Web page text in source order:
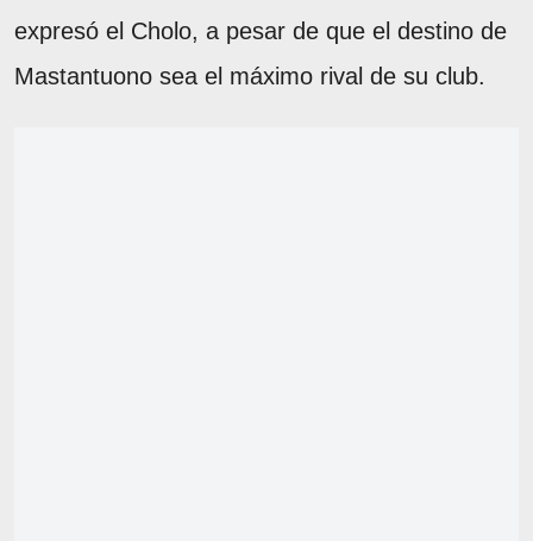
expresó el Cholo, a pesar de que el destino de
Mastantuono sea el máximo rival de su club.